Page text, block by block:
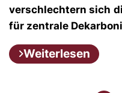
verschlechtern sich
für zentrale
Weiterlesen